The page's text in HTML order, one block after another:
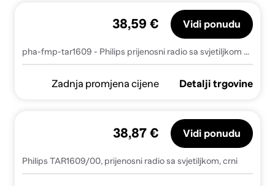
pha-fmp-tar1609 - Philips prijenosni radio sa svjetiljkom TAR1609, TAR1609/00 - TAR1609/00
38,59 € Vidi ponudu
Zadnja promjena cijene Detalji trgovine
Philips TAR1609/00, prijenosni radio sa svjetiljkom, crni
38,87 € Vidi ponudu